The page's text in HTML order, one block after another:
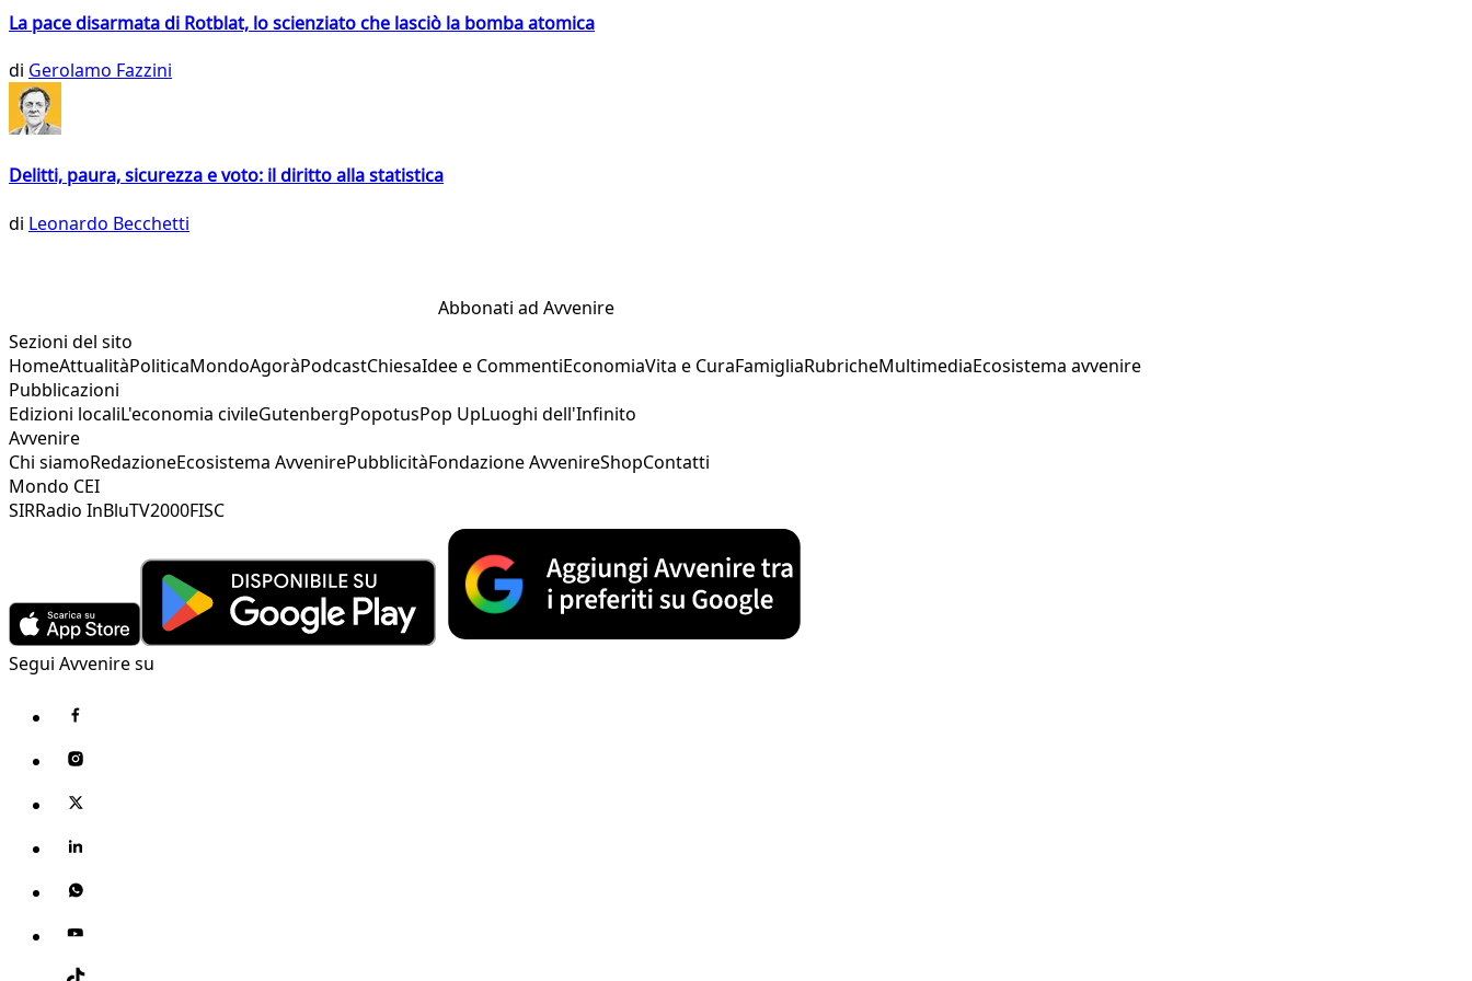
La pace disarmata di Rotblat, lo scienziato che lasciò la bomba atomica
di Gerolamo Fazzini
Delitti, paura, sicurezza e voto: il diritto alla statistica
di Leonardo Becchetti
Abbonati ad Avvenire
Sezioni del sito
HomeAttualitàPoliticaMondoAgoràPodcastChiesaIdee e CommentiEconomiaVita e CuraFamigliaRubricheMultimediaEcosistema avvenire
Pubblicazioni
Edizioni localiL'economia civileGutenbergPopotusPop UpLuoghi dell'Infinito
Avvenire
Chi siamoRedazioneEcosistema AvvenirePubblicitàFondazione AvvenireShopContatti
Mondo CEI
SIRRadio InBluTV2000FISC
Segui Avvenire su